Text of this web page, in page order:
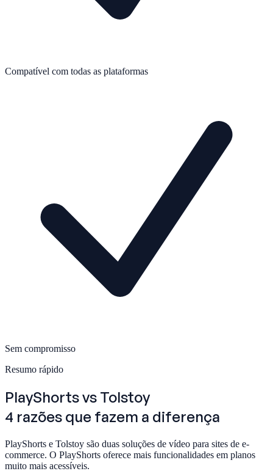
Compatível com todas as plataformas
Sem compromisso
Resumo rápido
PlayShortsvs Tolstoy
4 razões que fazem a diferença
PlayShorts e Tolstoy são duas soluções de vídeo para sites de e-
commerce. O PlayShorts oferece mais funcionalidades em planos
muito mais acessíveis.